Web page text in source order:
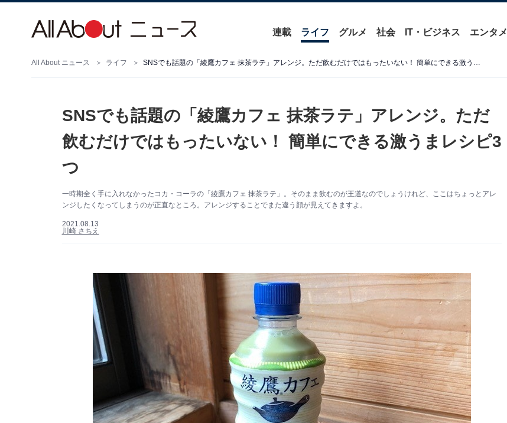
連載 ライフ グルメ 社会 IT・ビジネス エンタメ
All About ニュース ライフ SNSでも話題の「綾鷹カフェ 抹茶ラテ」アレンジ。ただ飲むだけではもったいない！ 簡単にできる激うまレシピ3つ
SNSでも話題の「綾鷹カフェ 抹茶ラテ」アレンジ。ただ
飲むだけではもったいない！ 簡単にできる激うまレシピ3
つ
一時期全く手に入れなかったコカ・コーラの「綾鷹カフェ 抹茶ラテ」。そのまま飲むのが王道なのでしょうけれど、ここはちょっとアレ
ンジしたくなってしまうのが正直なところ。アレンジすることでまた違う顔が見えてきますよ。
2021.08.13
川崎 さちえ